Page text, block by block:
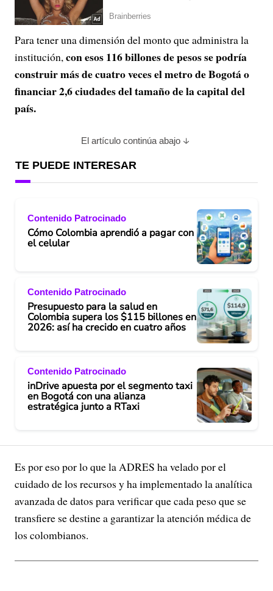
Para tener una dimensión del monto que administra la
institución, con esos 116 billones de pesos se podría
construir más de cuatro veces el metro de Bogotá o
financiar 2,6 ciudades del tamaño de la capital del
país.
El artículo continúa abajo
TE PUEDE INTERESAR
Contenido Patrocinado
Cómo Colombia aprendió a pagar con
el celular
Contenido Patrocinado
Presupuesto para la salud en
Colombia supera los $115 billones en
2026: así ha crecido en cuatro años
Contenido Patrocinado
inDrive apuesta por el segmento taxi
en Bogotá con una alianza
estratégica junto a RTaxi
Es por eso por lo que la ADRES ha velado por el
cuidado de los recursos y ha implementado la analítica
avanzada de datos para verificar que cada peso que se
transfiere se destine a garantizar la atención médica de
los colombianos.